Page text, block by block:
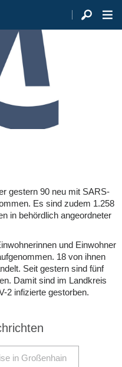
gestern 90 neu mit SARS-
Es sind zudem 1.258
in behördlich angeordneter
und Einwohner
18 von ihnen
Seit gestern sind fünf
Damit sind im Landkreis
2 infizierte gestorben.
in Großenhain